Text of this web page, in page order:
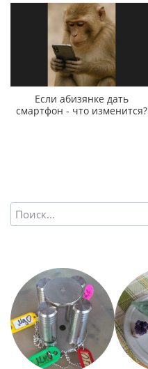
Если абизянке дать
смартфон - что изменится?